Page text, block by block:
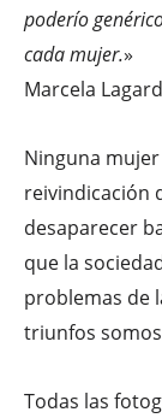
poderío
cada mujer.»
Marcela
Ninguna
reivindicación
desaparecer
que la
problemas de
triunfos
Todas las